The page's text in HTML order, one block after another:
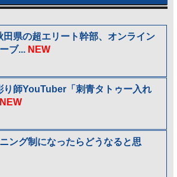
田県の超エリート幹部、オンライン
ブ... NEW
り師YouTuber「刺青タトゥー入れ
NEW
ング制になったらどうなると思